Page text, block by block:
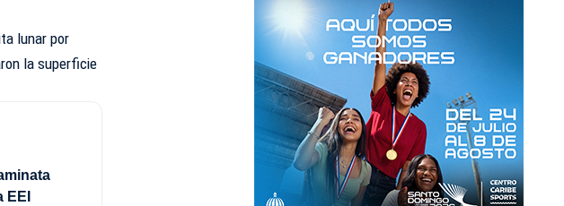
lunar por
la superficie